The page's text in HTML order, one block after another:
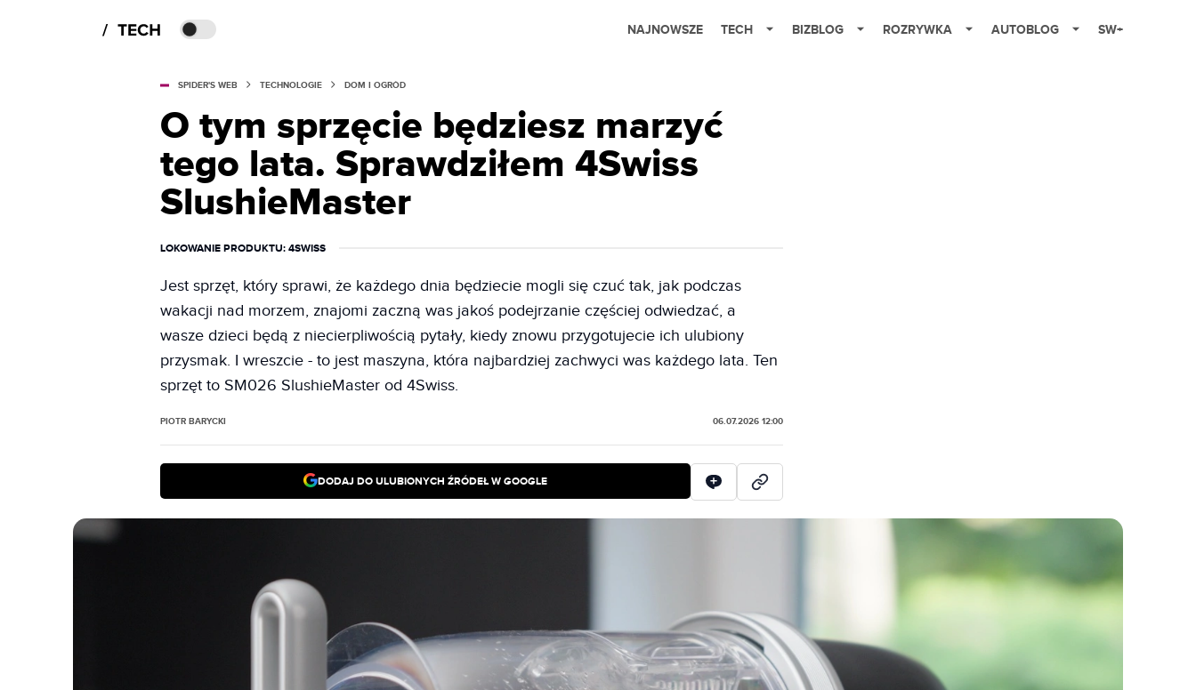
NAJNOWSZE TECH BIZBLOG ROZRYWKA AUTOBLOG SW+
SPIDER'S WEB TECHNOLOGIE DOM I OGRÓD
O tym sprzęcie będziesz marzyć
tego lata. Sprawdziłem 4Swiss
SlushieMaster
LOKOWANIE PRODUKTU: 4SWISS
Jest sprzęt, który sprawi, że każdego dnia będziecie mogli się czuć tak, jak podczas
wakacji nad morzem, znajomi zaczną was jakoś podejrzanie częściej odwiedzać, a
wasze dzieci będą z niecierpliwością pytały, kiedy znowu przygotujecie ich ulubiony
przysmak. I wreszcie - to jest maszyna, która najbardziej zachwyci was każdego lata. Ten
sprzęt to SM026 SlushieMaster od 4Swiss.
PIOTR BARYCKI 06.07.2026 12:00
DODAJ DO ULUBIONYCH ŹRÓDEŁ W GOOGLE